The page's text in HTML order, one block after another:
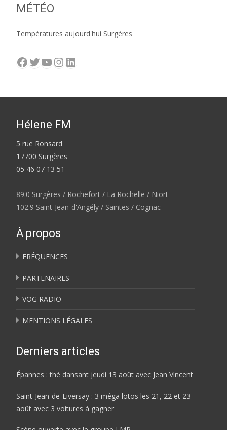
MÉTÉO
Températures aujourd'hui Surgères
Facebook
Twitter
YouTube
Instagram
LinkedIn
Hélene FM
5 rue Ronsard
17700 Surgères
05 46 07 13 51
89.0 Surgères / Rochefort / La Rochelle / Niort
102.9 Saint-Jean-d'Angély / Saintes / Cognac
À propos
FRÉQUENCES
PARTENAIRES
VOG RADIO
MENTIONS LÉGALES
Derniers articles
Épannes : thé dansant jeudi 13 août avec Jean Vincent
Saint-Jean-de-Liversay : 3 méga lotos les 21, 22 et 23
août avec 3 voitures à gagner